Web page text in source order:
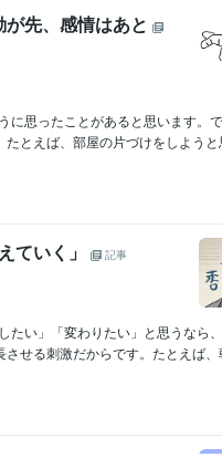
先、感情はあと
に思ったことがあると思います。
たとえば、部屋の片づけをしようと
ていく」
記事
たい」「変わりたい」と思うなら
せる刺激だからです。たとえば、